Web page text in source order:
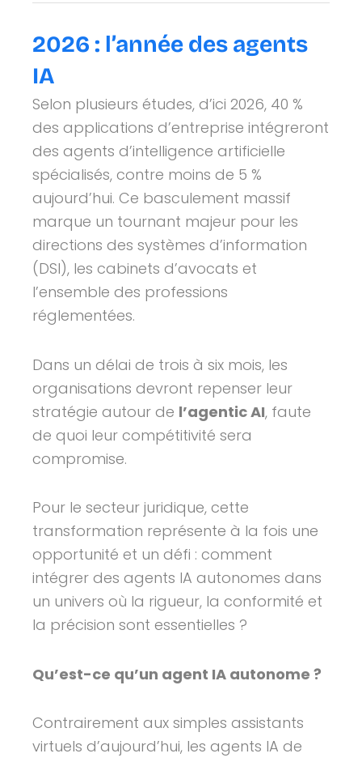
2026 : l’année des agents
IA
Selon plusieurs études, d’ici 2026, 40 %
des applications d’entreprise intégreront
des agents d’intelligence artificielle
spécialisés, contre moins de 5 %
aujourd’hui. Ce basculement massif
marque un tournant majeur pour les
directions des systèmes d’information
(DSI), les cabinets d’avocats et
l’ensemble des professions
réglementées.
Dans un délai de trois à six mois, les
organisations devront repenser leur
stratégie autour de l’agentic AI, faute
de quoi leur compétitivité sera
compromise.
Pour le secteur juridique, cette
transformation représente à la fois une
opportunité et un défi : comment
intégrer des agents IA autonomes dans
un univers où la rigueur, la conformité et
la précision sont essentielles ?
Qu’est-ce qu’un agent IA autonome ?
Contrairement aux simples assistants
virtuels d’aujourd’hui, les agents IA de